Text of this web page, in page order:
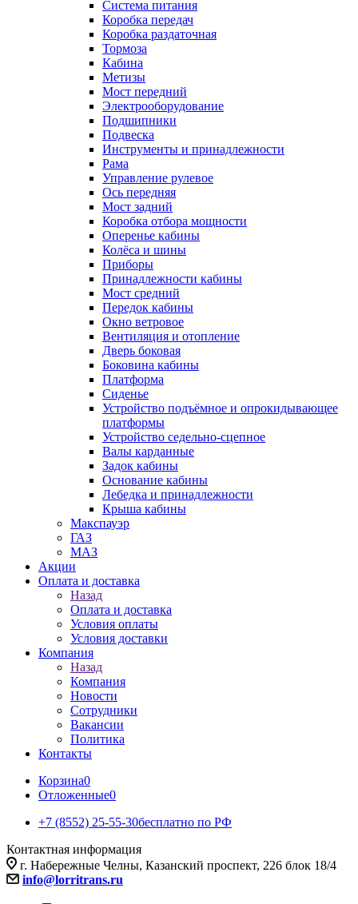
Система питания
Коробка передач
Коробка раздаточная
Тормоза
Кабина
Метизы
Мост передний
Электрооборудование
Подшипники
Подвеска
Инструменты и принадлежности
Рама
Управление рулевое
Ось передняя
Мост задний
Коробка отбора мощности
Оперенье кабины
Колёса и шины
Приборы
Принадлежности кабины
Мост средний
Передок кабины
Окно ветровое
Вентиляция и отопление
Дверь боковая
Боковина кабины
Платформа
Сиденье
Устройство подъёмное и опрокидывающее
платформы
Устройство седельно-сцепное
Валы карданные
Задок кабины
Основание кабины
Лебедка и принадлежности
Крыша кабины
Макспауэр
ГАЗ
МАЗ
Акции
Оплата и доставка
Назад
Оплата и доставка
Условия оплаты
Условия доставки
Компания
Назад
Компания
Новости
Сотрудники
Вакансии
Политика
Контакты
Корзина0
Отложенные0
+7 (8552) 25-55-30бесплатно по РФ
Контактная информация
г. Набережные Челны, Казанский проспект, 226 блок 18/4
info@lorritrans.ru